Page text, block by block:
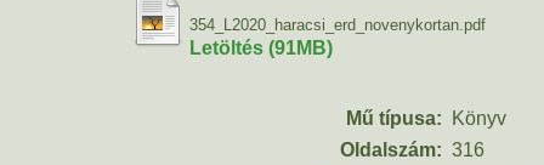
354_L2020_haracsi_erd_novenykortan.pdf
Letöltés (91MB)
Mű típusa:
Könyv
Oldalszám: 316